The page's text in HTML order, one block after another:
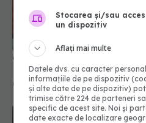
Creștere semnificativă a
04 iun 2025, 18:29
Stocarea și/sau
un dispozitiv
Aflați mai multe
Datele dvs. cu caracter
informațiile de pe dispozitiv
și alte date de pe dispozitiv)
trimise către 224 de parteneri
specific de acest site. Noi și
date exacte de localizare